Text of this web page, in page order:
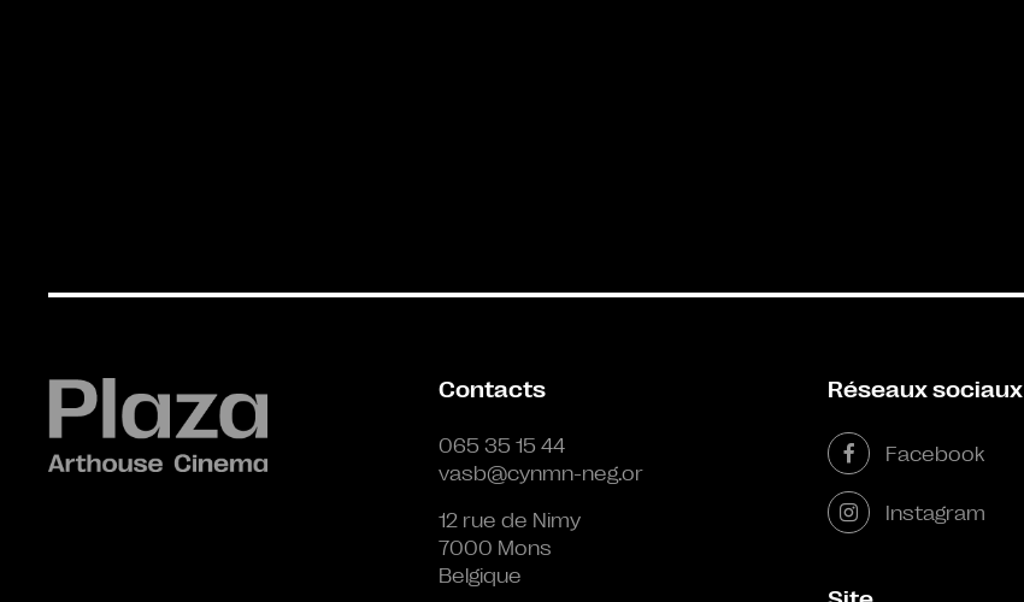
Contacts
065 35 15 44
vasb@cynmn-neg.or
12 rue de Nimy
7000 Mons
Belgique
Réseaux sociaux
Facebook
Instagram